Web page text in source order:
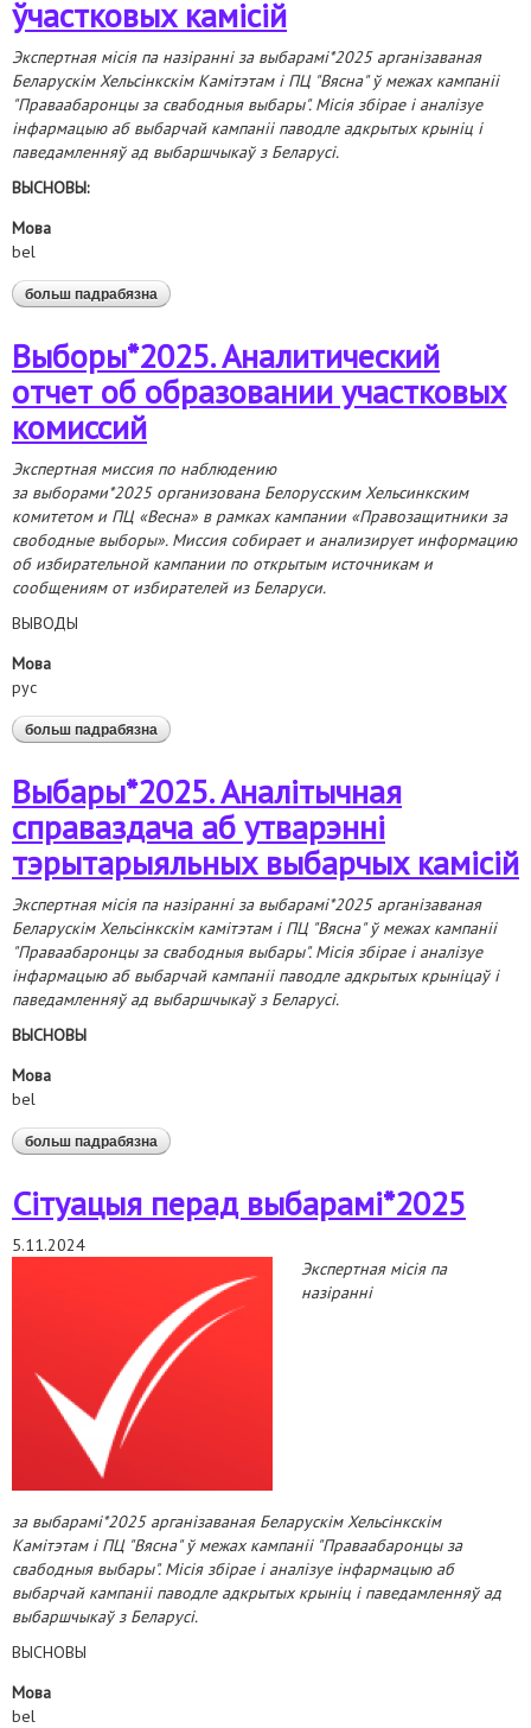
ўчастковых камісій
Экспертная місія па назіранні за выбарамі*2025 арганізаваная
Беларускім Хельсінкскім Камітэтам і ПЦ "Вясна" ў межах кампаніі
"Праваабаронцы за свабодныя выбары". Місія збірае і аналізуе
інфармацыю аб выбарчай кампаніі паводле адкрытых крыніц і
паведамленняў ад выбаршчыкаў з Беларусі.
ВЫСНОВЫ:
Мова
bel
больш падрабязна аб выбары*2025. аналітычная справаздача аб
утварэнні ўчастковых камісій
Выборы*2025. Аналитический
отчет об образовании участковых
комиссий
Экспертная миссия по наблюдению
за выборами*2025 организована Белорусским Хельсинкским
комитетом и ПЦ «Весна» в рамках кампании «Правозащитники за
свободные выборы». Миссия собирает и анализирует информацию
об избирательной кампании по открытым источникам и
сообщениям от избирателей из Беларуси.
ВЫВОДЫ
Мова
рус
больш падрабязна аб выборы*2025. аналитический отчет об
образовании участковых комиссий
Выбары*2025. Аналітычная
cправаздача аб утварэнні
тэрытарыяльных выбарчых камісій
Экспертная місія па назіранні за выбарамі*2025 арганізаваная
Беларускім Хельсінкскім камітэтам і ПЦ "Вясна" ў межах кампаніі
"Праваабаронцы за свабодныя выбары". Місія збірае і аналізуе
інфармацыю аб выбарчай кампаніі паводле адкрытых крыніцаў і
паведамленняў ад выбаршчыкаў з Беларусі.
ВЫСНОВЫ
Мова
bel
больш падрабязна аб выбары*2025. аналітычная cправаздача аб
утварэнні тэрытарыяльных выбарчых камісій
Сітуацыя перад выбарамі*2025
5.11.2024
Экспертная місія па
назіранні
за выбарамі*2025 арганізаваная Беларускім Хельсінкскім
Камітэтам і ПЦ "Вясна" ў межах кампаніі "Праваабаронцы за
свабодныя выбары". Місія збірае і аналізуе інфармацыю аб
выбарчай кампаніі паводле адкрытых крыніц і паведамленняў ад
выбаршчыкаў з Беларусі.
ВЫСНОВЫ
Мова
bel